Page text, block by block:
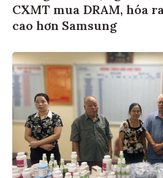
CXMT mua DRAM, hóa
cao hơn Samsung